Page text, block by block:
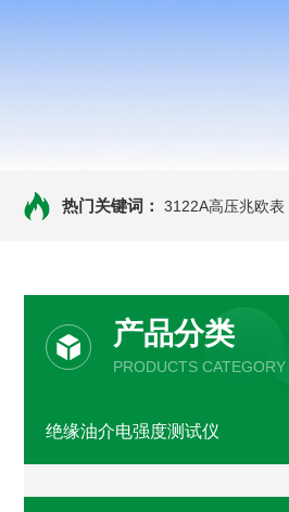
热门关键词： 3122A高压兆欧表
产品分类
PRODUCTS CATEGORY
绝缘油介电强度测试仪